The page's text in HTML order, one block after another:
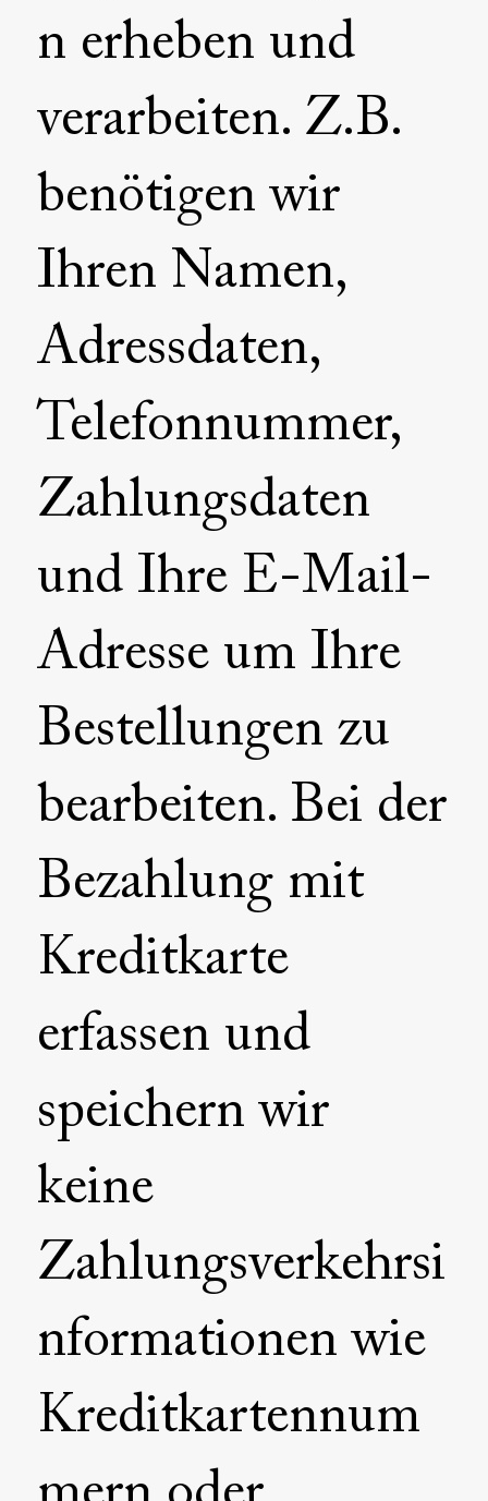
n erheben und
verarbeiten. Z.B.
benötigen wir
Ihren Namen,
Adressdaten,
Telefonnummer,
Zahlungsdaten
und Ihre E-Mail-
Adresse um Ihre
Bestellungen zu
bearbeiten. Bei der
Bezahlung mit
Kreditkarte
erfassen und
speichern wir
keine
Zahlungsverkehrsi
nformationen wie
Kreditkartennum